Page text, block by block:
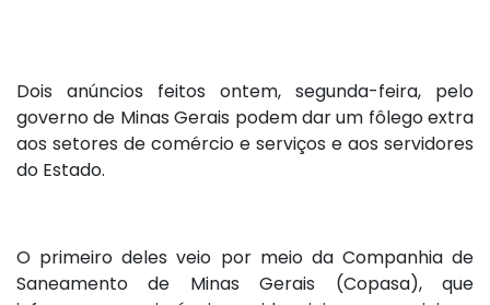
Dois anúncios feitos ontem, segunda-feira, pelo
governo de Minas Gerais podem dar um fôlego extra
aos setores de comércio e serviços e aos servidores
do Estado.
O primeiro deles veio por meio da Companhia de
Saneamento de Minas Gerais (Copasa), que